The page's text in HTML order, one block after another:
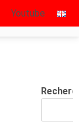
Youtube